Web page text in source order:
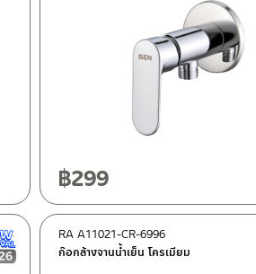
฿299
New Arrival สินค้าใหม่ ปี 2026
ก๊อกล้างจานน้ำเย็น โครเมียม
RA A11021-CR-6996